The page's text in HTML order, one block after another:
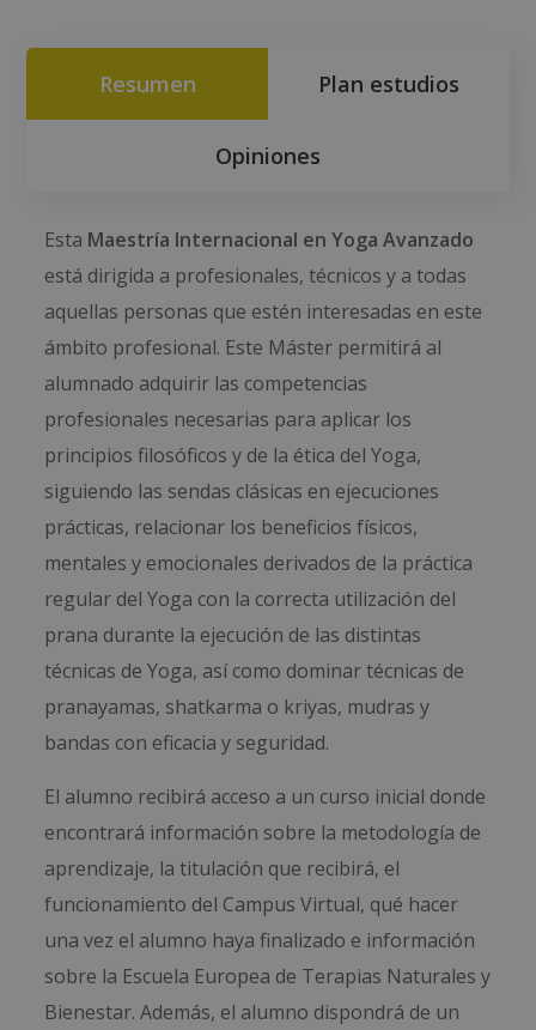
Resumen Plan estudios
Opiniones
Esta Maestría Internacional en Yoga Avanzado
está dirigida a profesionales, técnicos y a todas
aquellas personas que estén interesadas en este
ámbito profesional. Este Máster permitirá al
alumnado adquirir las competencias
profesionales necesarias para aplicar los
principios filosóficos y de la ética del Yoga,
siguiendo las sendas clásicas en ejecuciones
prácticas, relacionar los beneficios físicos,
mentales y emocionales derivados de la práctica
regular del Yoga con la correcta utilización del
prana durante la ejecución de las distintas
técnicas de Yoga, así como dominar técnicas de
pranayamas, shatkarma o kriyas, mudras y
bandas con eficacia y seguridad.
El alumno recibirá acceso a un curso inicial donde
encontrará información sobre la metodología de
aprendizaje, la titulación que recibirá, el
funcionamiento del Campus Virtual, qué hacer
una vez el alumno haya finalizado e información
sobre la Escuela Europea de Terapias Naturales y
Bienestar. Además, el alumno dispondrá de un